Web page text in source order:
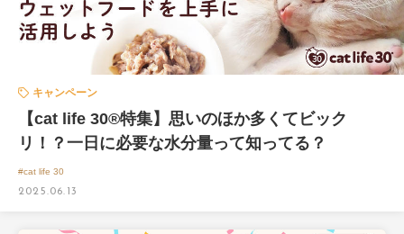
キャンペーン
【cat life 30®特集】思いのほか多くてビック
リ！？一日に必要な水分量って知ってる？
#cat life 30
2025.06.13